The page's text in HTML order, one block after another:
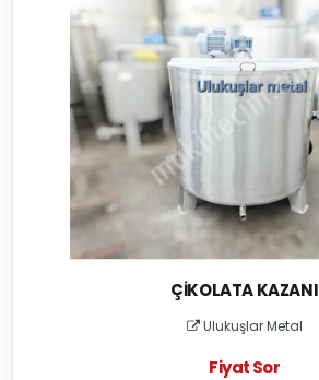
ÇIKOLATA KAZANI
Ulukuşlar Metal
Fiyat Sor